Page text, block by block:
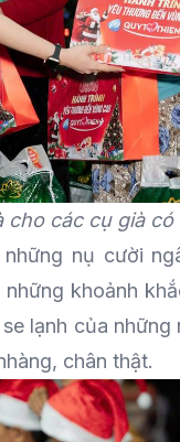
cho các cụ già
những nụ cười
khoảnh
lạnh của
chân thật.